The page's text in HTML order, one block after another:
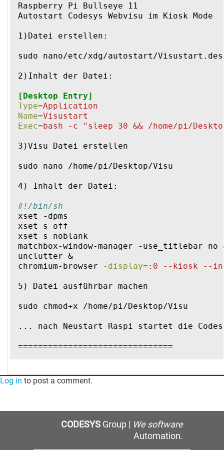
Raspberry Pi Bullseye 11
Autostart Codesys Webvisu im Kiosk Mode
1)Datei erstellen:
sudo nano/etc/xdg/autostart/
2)Inhalt der Datei:
[Desktop Entry]
Type=Application
Name=Visustart
Exec=bash -c "sleep 30 && /home/pi/
3)Visu Datei erstellen
sudo nano /home/pi/Desktop/Visu
4) Inhalt der Datei:
#!/bin/sh
xset -dpms
xset s off
xset s noblank
matchbox-window-manager -use_titlebar no
unclutter &
chromium-browser -display= :0 --kiosk --
5) Datei ausführbar machen
sudo chmod+x /home/pi/Desktop/Visu
... nach Neustart Raspi startet die
===============================
Log in to post a comment.
CODESYSGroup | We software
Automation.